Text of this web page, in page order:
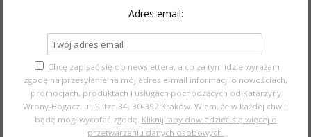
Adres email:
Chcę zapisać się do newslettera, a co za tym idzie wyrażam
zgodę na przesyłanie na mój adres e-mail informacji o nowościach,
promocjach, produktach i usługach pochodzących od Katarzyny
Wrony-Bogacz, ul. Piltza 34, 30-392 Kraków. Wiem, że w każdej chwili
będę mógł wycofać zgodę. Kliknij, aby dowiedzieć się więcej o
przetwarzaniu danych osobowych.